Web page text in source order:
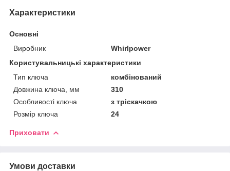
Характеристики
Основні
Виробник
Whirlpower
Користувальницькі характеристики
Тип ключа
комбінований
Довжина ключа, мм
310
Особливості ключа
з тріскачкою
Розмір ключа
24
Приховати
Умови доставки